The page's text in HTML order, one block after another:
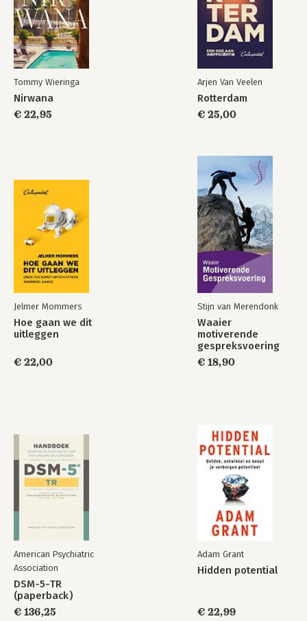
221
15 In kleuren praten (Na haar vertrek) 242
16 Mother of dragons 260
17 Breaking the wheel 280
Dankwoord 293
Bronnen 295
Tommy Wieringa
Nirwana
€ 22,95
Arjen Van Veelen
Rotterdam
€ 25,00
Jelmer Mommers
Hoe gaan we dit
uitleggen
€ 22,00
Stijn van Merendonk
Waaier
motiverende
gespreksvoering
€ 18,90
American Psychiatric
Association
DSM-5-TR
(paperback)
€ 136,25
Adam Grant
Hidden potential
€ 22,99